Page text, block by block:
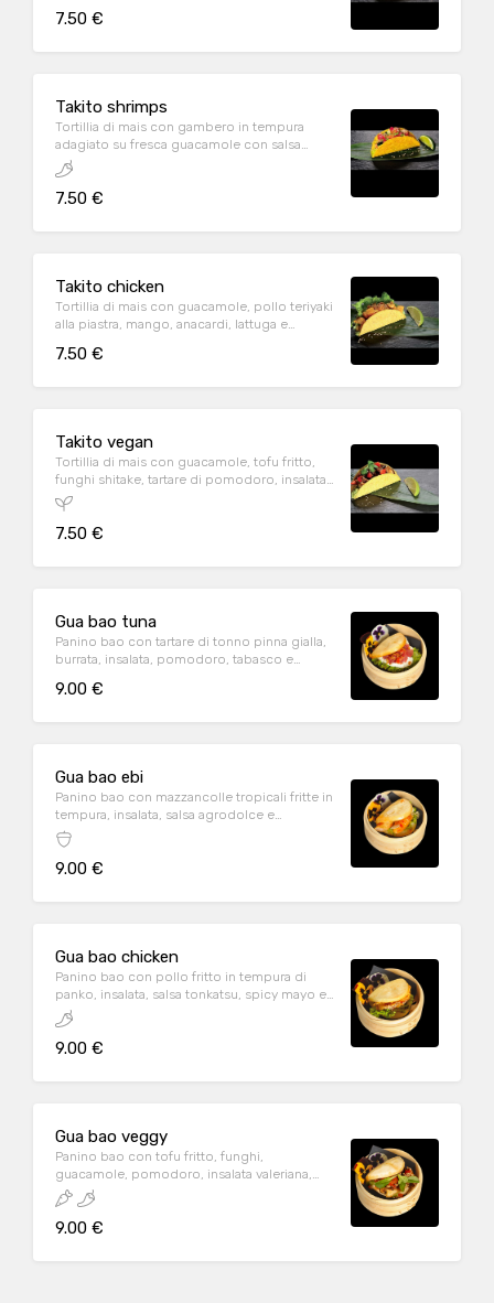
7.50 €
Takito shrimps
Tortillia di mais con gambero in tempura
adagiato su fresca guacamole con salsa
teriyaki e spicy mayo
7.50 €
Takito chicken
Tortillia di mais con guacamole, pollo teriyaki
alla piastra, mango, anacardi, lattuga e
7.50 €
Takito vegan
Tortillia di mais con guacamole, tofu fritto,
funghi shitake, tartare di pomodoro, insalata
valeriana, salsa teriyaki
7.50 €
Gua bao tuna
Panino bao con tartare di tonno pinna gialla,
burrata, insalata, pomodoro, tabasco e
9.00 €
Gua bao ebi
Panino bao con mazzancolle tropicali fritte in
tempura, insalata, salsa agrodolce e
mandorle
9.00 €
Gua bao chicken
Panino bao con pollo fritto in tempura di
panko, insalata, salsa tonkatsu, spicy mayo e
sesamo bianco
9.00 €
Gua bao veggy
Panino bao con tofu fritto, funghi,
guacamole, pomodoro, insalata valeriana,
salsa teriyaki
9.00 €